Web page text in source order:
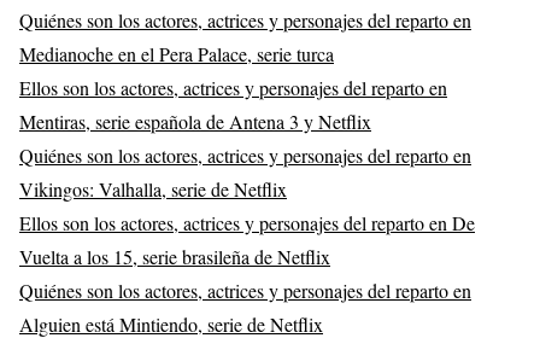
Quiénes son los actores, actrices y personajes del reparto en
Medianoche en el Pera Palace, serie turca
Ellos son los actores, actrices y personajes del reparto en
Mentiras, serie española de Antena 3 y Netflix
Quiénes son los actores, actrices y personajes del reparto en
Vikingos: Valhalla, serie de Netflix
Ellos son los actores, actrices y personajes del reparto en De
Vuelta a los 15, serie brasileña de Netflix
Quiénes son los actores, actrices y personajes del reparto en
Alguien está Mintiendo, serie de Netflix